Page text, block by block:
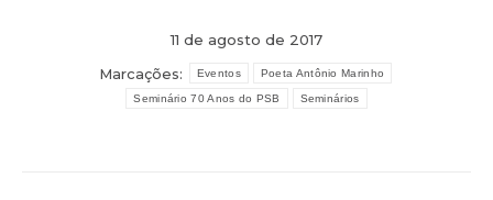
11 de agosto de 2017
Marcações:
Eventos Poeta Antônio Marinho
Seminário 70 Anos do PSB Seminários